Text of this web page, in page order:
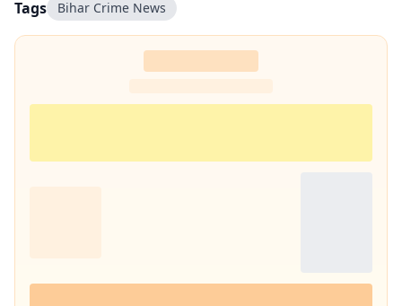
Tags Bihar Crime News